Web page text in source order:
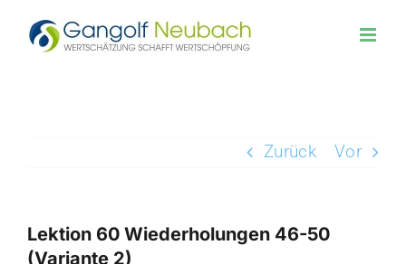
Inhalt
Zurück Vor
Lektion 60 Wiederholungen 46-50
(Variante 2)